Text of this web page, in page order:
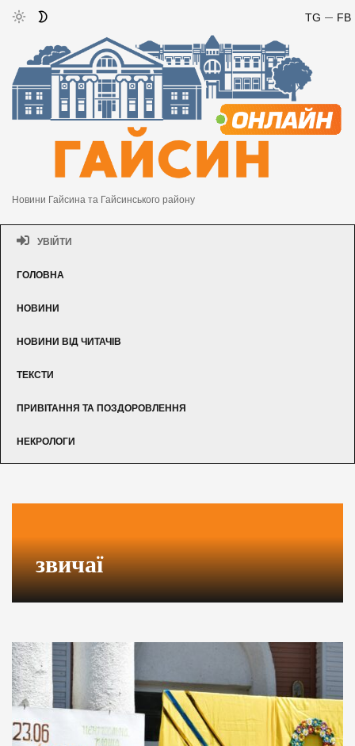
FB
TG
Новини Гайсина та Гайсинського району
УВІЙТИ
ГОЛОВНА
НОВИНИ
НОВИНИ ВІД ЧИТАЧІВ
ТЕКСТИ
ПРИВІТАННЯ ТА ПОЗДОРОВЛЕННЯ
НЕКРОЛОГИ
звичаї